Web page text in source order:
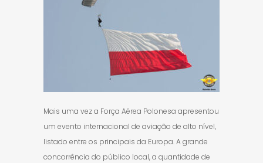
Mais uma vez a Força Aérea Polonesa apresentou
um evento internacional de aviação de alto nível,
listado entre os principais da Europa. A grande
concorrência do público local, a quantidade de